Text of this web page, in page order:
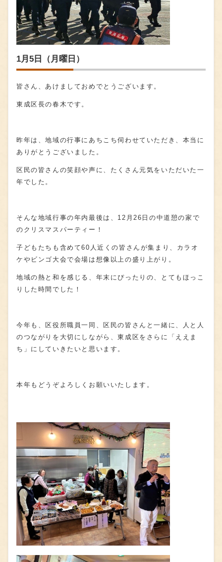
1月5日（月曜日）
皆さん、あけましておめでとうございます。
東成区長の春木です。
昨年は、地域の行事にあちこち伺わせていただき、本当に
ありがとうございました。
区民の皆さんの笑顔や声に、たくさん元気をいただいた一
年でした。
そんな地域行事の年内最後は、 12 月 26 日の中道憩の家で
のクリスマスパーティー！
子どもたちも含めて60 人近くの皆さんが集まり、カラオ
ケやビンゴ大会で会場は想像以上の盛り上がり。
地域の熱と和を感じる、年末にぴったりの、とてもほっこ
りした時間でした！
今年も、区役所職員一同、区民の皆さんと一緒に、人と人
のつながりを大切にしながら、東成区をさらに「ええま
ち」にしていきたいと思います。
本年もどうぞよろしくお願いいたします。